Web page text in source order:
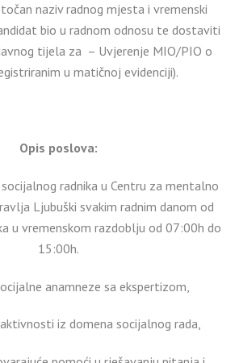
naziv radnog mjesta i vremenski
bio u radnom odnosu te dostaviti
tijela za – Uvjerenje MIO/PIO o
u matičnoj evidenciji).
Opis poslova:
radnika u Centru za mentalno
Ljubuški svakim radnim danom od
u vremenskom razdoblju od 07:00h do
15:00h.
anamneze sa ekspertizom,
iz domena socijalnog rada,